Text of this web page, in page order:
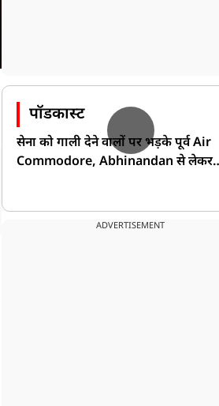
पॉडकास्ट
सेना को गाली देने वालों पर भड़के पूर्व Air
Commodore, Abhinandan से लेकर
ADVERTISEMENT